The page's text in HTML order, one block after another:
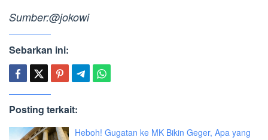
Sumber:@jokowi
Sebarkan ini:
Posting terkait:
Heboh! Gugatan ke MK Bikin Geger, Apa yang